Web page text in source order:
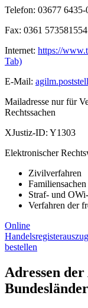
Telefon: 03677 6435-
Fax: 0361 573581554
Internet: https://
Tab)
E-Mail:
Mailadresse nur für
Rechtssachen
XJustiz-ID: Y1303
Elektronischer
Zivilverfahren
Familiensachen
Straf- und
Verfahren der
Online
Handelsregisterauszug
bestellen
Adressen